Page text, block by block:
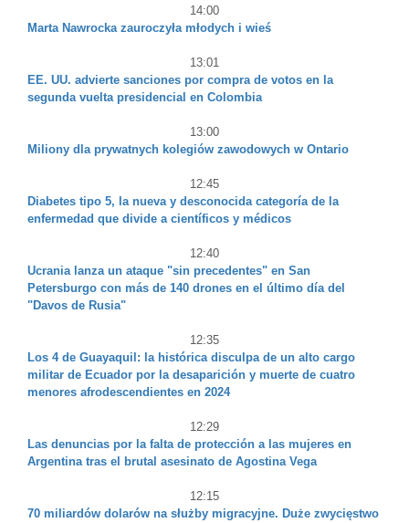
14:00
Marta Nawrocka zauroczyła młodych i wieś
13:01
EE. UU. advierte sanciones por compra de votos en la
segunda vuelta presidencial en Colombia
13:00
Miliony dla prywatnych kolegiów zawodowych w Ontario
12:45
Diabetes tipo 5, la nueva y desconocida categoría de la
enfermedad que divide a científicos y médicos
12:40
Ucrania lanza un ataque "sin precedentes" en San
Petersburgo con más de 140 drones en el último día del
"Davos de Rusia"
12:35
Los 4 de Guayaquil: la histórica disculpa de un alto cargo
militar de Ecuador por la desaparición y muerte de cuatro
menores afrodescendientes en 2024
12:29
Las denuncias por la falta de protección a las mujeres en
Argentina tras el brutal asesinato de Agostina Vega
12:15
70 miliardów dolarów na służby migracyjne. Duże zwycięstwo